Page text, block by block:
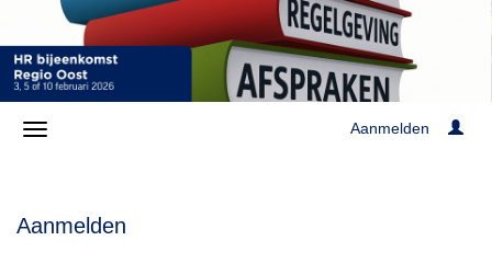
Aanmelden
Aanmelden